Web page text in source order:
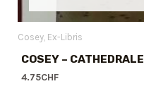
Cosey Ex-Libris
COSEY –
4.75CHF